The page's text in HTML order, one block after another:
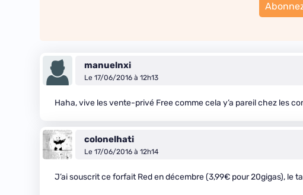
manuelnxi
Le 17/06/2016 à 12h13
Haha, vive les vente-privé Free comme cela y’a pareil chez les
colonelhati
Le 17/06/2016 à 12h14
J’ai souscrit ce forfait Red en décembre (3,99€ pour 20gigas), le